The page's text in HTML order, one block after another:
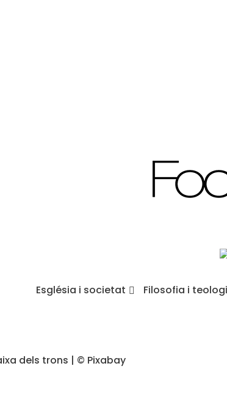
Església i societat Filosofia i